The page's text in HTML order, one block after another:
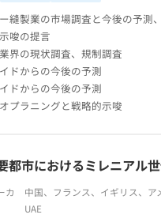
縫製業の市場調査と今後の予測
唆の提言
界の現状調査、規制調査
ドからの今後の予測
ドからの今後の予測
プラニングと戦略的示唆
都市におけるミレニアル
カ
中国、フランス、イギリス、ア
UAE